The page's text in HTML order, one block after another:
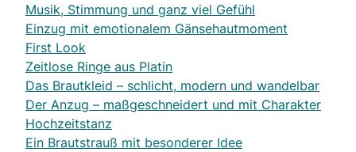
Musik, Stimmung und ganz viel Gefühl
Einzug mit emotionalem Gänsehautmoment
First Look
Zeitlose Ringe aus Platin
Das Brautkleid – schlicht, modern und wandelbar
Der Anzug – maßgeschneidert und mit Charakter
Hochzeitstanz
Ein Brautstrauß mit besonderer Idee